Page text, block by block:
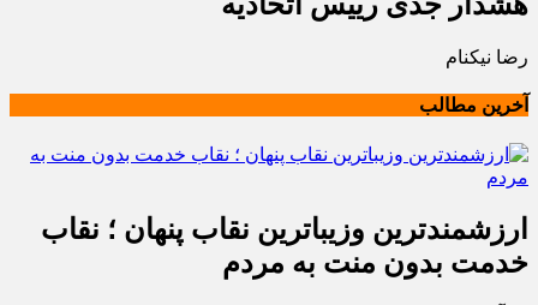
رضا نیکنام
آخرین مطالب
ارزشمندترین وزیباترین نقاب پنهان ؛ نقاب
خدمت بدون منت به مردم